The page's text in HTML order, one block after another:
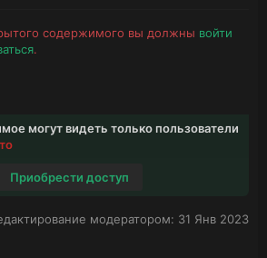
содержимого вы должны войти
.
могут видеть только пользователи
Приобрести доступ
модератором: 31 Янв 2023